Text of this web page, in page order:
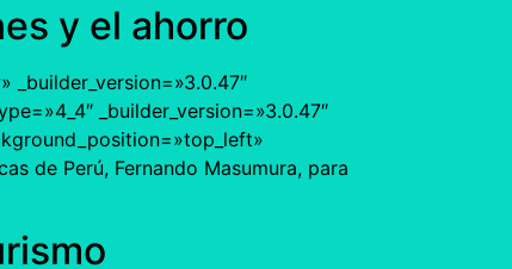
y el ahorro
_builder_version=»3.0.47″
_builder_version=»3.0.47″
de Perú, Fernando Masumura, para